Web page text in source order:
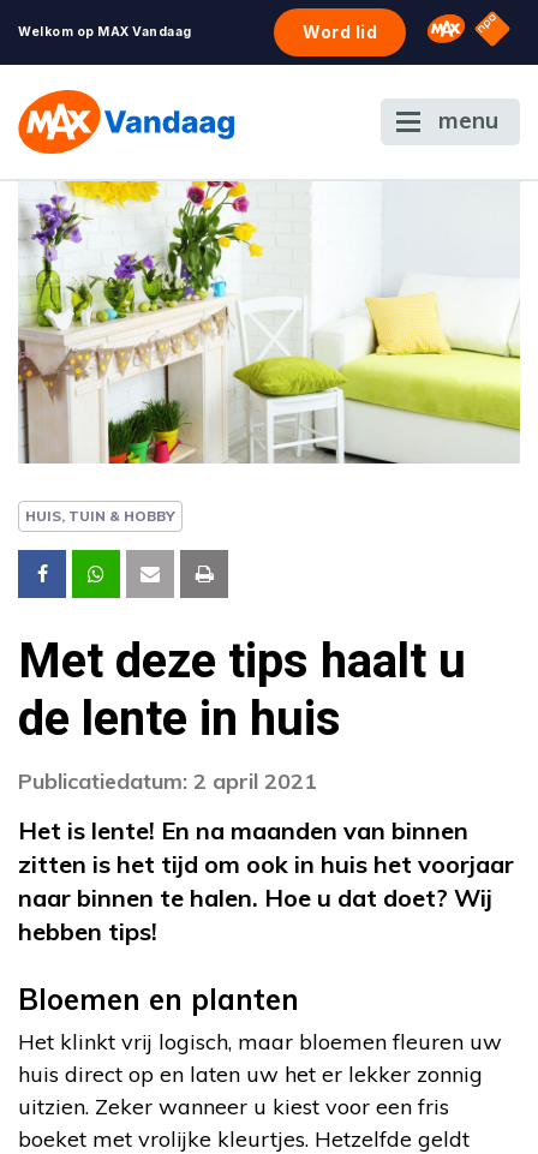
Welkom op MAX Vandaag Word lid Omroep
NPO
menu
HUIS, TUIN & HOBBY
Met deze tips haalt u
de lente in huis
Publicatiedatum: 2 april 2021
Het is lente! En na maanden van binnen
zitten is het tijd om ook in huis het voorjaar
naar binnen te halen. Hoe u dat doet? Wij
hebben tips!
Bloemen en planten
Het klinkt vrij logisch, maar bloemen fleuren uw
huis direct op en laten uw het er lekker zonnig
uitzien. Zeker wanneer u kiest voor een fris
boeket met vrolijke kleurtjes. Hetzelfde geldt